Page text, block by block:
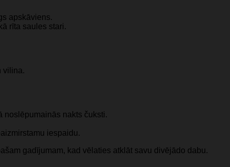
apskāviens.
rīta saules stari.
vilina.
noslēpumainās nakts čuksti.
iespaidu.
gadījumam, kad vēlaties atklāt savu divējādo dabu.